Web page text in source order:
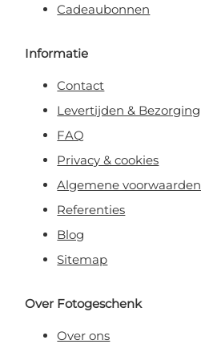
Cadeaubonnen
Informatie
Contact
Levertijden & Bezorging
FAQ
Privacy & cookies
Algemene voorwaarden
Referenties
Blog
Sitemap
Over Fotogeschenk
Over ons